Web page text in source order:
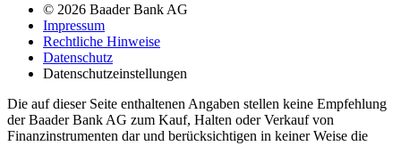
© 2026 Baader Bank AG
Impressum
Rechtliche Hinweise
Datenschutz
Datenschutzeinstellungen
Die auf dieser Seite enthaltenen Angaben stellen keine Empfehlung
der Baader Bank AG zum Kauf, Halten oder Verkauf von
Finanzinstrumenten dar und berücksichtigen in keiner Weise die